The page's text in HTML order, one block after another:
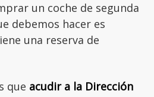
un coche de segunda
debemos hacer es
una reserva de
que acudir a la Dirección